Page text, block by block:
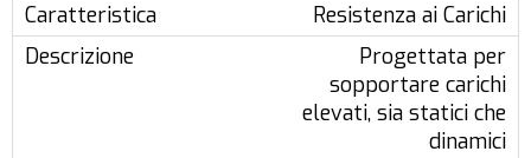
Resistenza ai Carichi
Progettata per
sopportare carichi
elevati, sia statici che
dinamici